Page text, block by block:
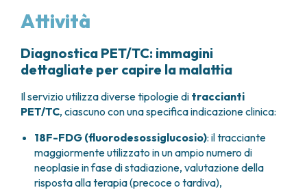
MIELOMI
NEOPLASIE MIELODISPLASTICHE
NEOPLASIE MIELOPROLIFERATIVE CRONICHE
SARCOMI E TUMORI RARI
TUMORI OSSEI
LABORATORIO ANALISI
RADIODIAGNOSTICA
RADIOTERAPIA
CONSULENZE
CARDIOLOGIA
GENETICA MEDICA
PNEUMOLOGIA
PSICOLOGIA
Attività
Diagnostica PET/TC: immagini
dettagliate per capire la malattia
Il servizio utilizza diverse tipologie di traccianti
PET/TC, ciascuno con una specifica indicazione clinica:
18F-FDG (fluorodesossiglucosio): il tracciante
maggiormente utilizzato in un ampio numero di
neoplasie in fase di stadiazione, valutazione della
risposta alla terapia (precoce o tardiva),